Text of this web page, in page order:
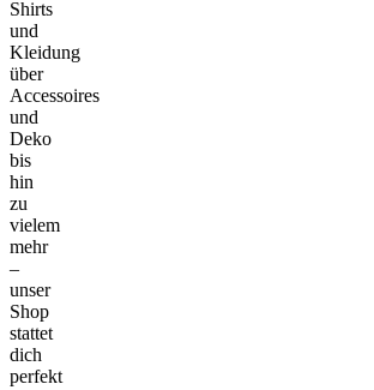
Shirts
und
Kleidung
über
Accessoires
und
Deko
bis
hin
zu
vielem
mehr
–
unser
Shop
stattet
dich
perfekt